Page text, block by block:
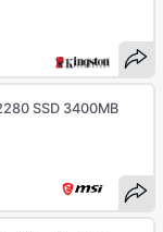
SSD 3400MB